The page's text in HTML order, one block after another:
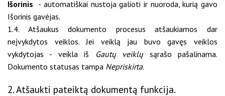
Išorinis - automatiškai nustoja galioti ir nuoroda, kurią gavo
Išorinis gavėjas.
1.4. Atšaukus dokumento procesus atšaukiamos dar
neįvykdytos veiklos. Jei veiklą jau buvo gavęs veiklos
vykdytojas - veikla iš
Gautų veiklųsąrašo pašalinama.
Dokumento statusas tampa Nepriskirta.
2. Atšaukti pateiktą dokumentą funkcija.